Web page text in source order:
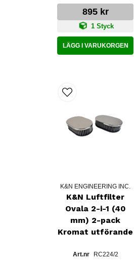
895 kr
1 Styck
LÄGG I VARUKORGEN
K&N ENGINEERING INC.
K&N Luftfilter
Ovala 2-i-1 (40
mm) 2-pack
Kromat utförande
RC224/2